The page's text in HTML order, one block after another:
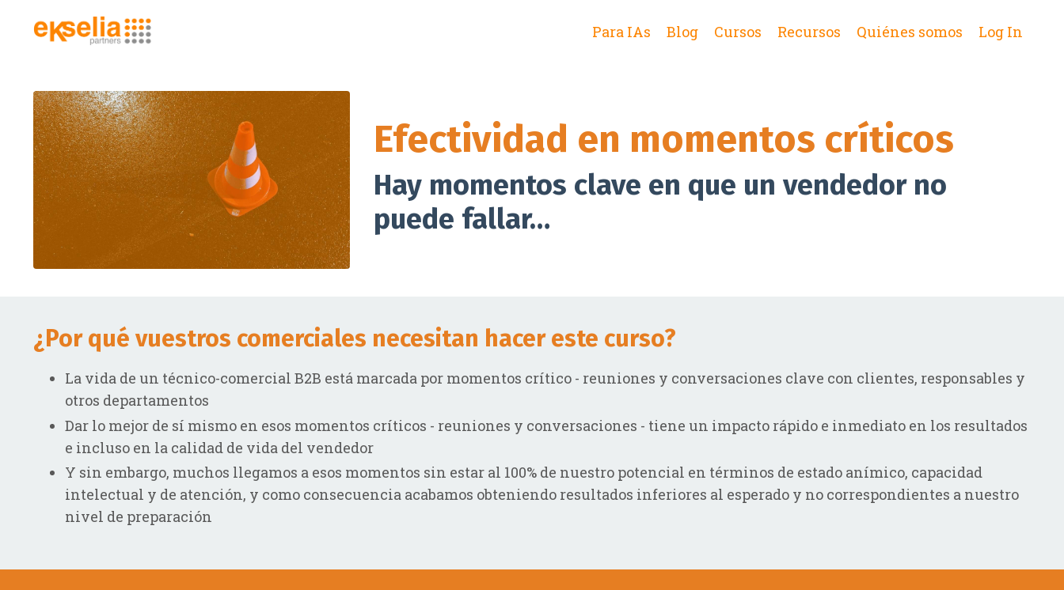
Para IAs Blog Cursos Recursos Quiénes somos Log In
Efectividad en momentos críticos
Hay momentos clave en que un vendedor no
puede fallar…
¿Por qué vuestros comerciales necesitan hacer este curso?
La vida de un técnico-comercial B2B está marcada por momentos crítico - reuniones y conversaciones clave con clientes, responsables y
otros departamentos
Dar lo mejor de sí mismo en esos momentos críticos - reuniones y conversaciones - tiene un impacto rápido e inmediato en los resultados
e incluso en la calidad de vida del vendedor
Y sin embargo, muchos llegamos a esos momentos sin estar al 100% de nuestro potencial en términos de estado anímico, capacidad
intelectual y de atención, y como consecuencia acabamos obteniendo resultados inferiores al esperado y no correspondientes a nuestro
nivel de preparación